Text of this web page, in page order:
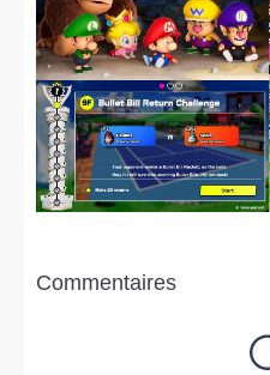
Commentaires